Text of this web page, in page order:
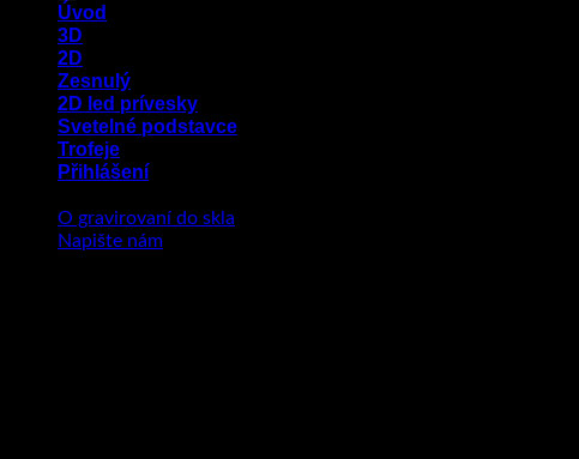
Úvod
3D
2D
Zesnulý
2D led prívesky
Svetelné podstavce
Trofeje
Přihlášení
O gravirovaní do skla
Napište nám